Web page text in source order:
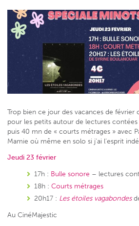
Trop bien ce jour des vacances de février
pour les petits autour de lectures contées
puis 40 mn de « courts métrages » avec
Mamie où même en solo si j’ai l’esprit
Jeudi 23 février
17h : Bulle sonore – lectures
18h : Courts métrages
20h17 : Les étoiles vagabondes
Au CinéMajestic